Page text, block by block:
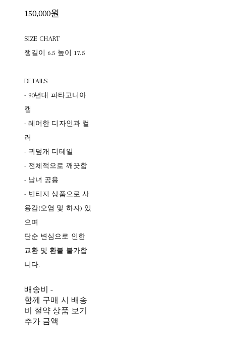
150,000원
SIZE CHART
챙길이 6.5 높이 17.5
DETAILS
- 90년대 파타고니아
캡
- 레어한 디자인과 컬
러
- 귀덮개 디테일
- 전체적으로 깨끗함
- 남녀 공용
- 빈티지 상품으로 사
용감(오염 및 하자) 있
으며
단순 변심으로 인한
교환 및 환불 불가합
니다.
배송비-
함께 구매 시 배송
비 절약 상품 보기
추가 금액